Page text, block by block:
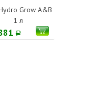
Grow A&B
1 л
Р